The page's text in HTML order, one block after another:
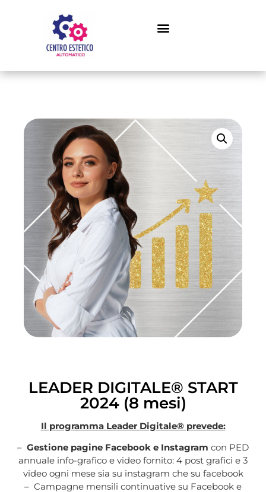
LEADER DIGITALE® START
2024 (8 mesi)
Il programma Leader Digitale® prevede:
– Gestione pagine Facebook e Instagram con PED
annuale info-grafico e video fornito: 4 post grafici e 3
video ogni mese sia su instagram che su facebook
– Campagne mensili continuative su Facebook e